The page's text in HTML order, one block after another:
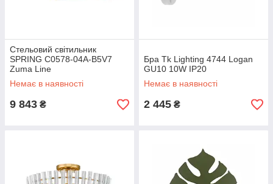
Стельовий світильник
SPRING C0578-04A-B5V7
Zuma Line
Немає в наявності
9 843 ₴
Бра Tk Lighting 4744 Logan
GU10 10W IP20
Немає в наявності
2 445 ₴